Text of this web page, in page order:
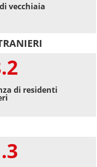
vecchiaia
di residenti